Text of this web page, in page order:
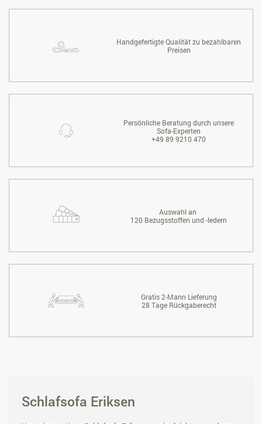
Handgefertigte Qualität zu bezahlbaren
Preisen
Persönliche Beratung durch unsere
Sofa-Experten
+49 89 9210 470
Auswahl an
120 Bezugsstoffen und -ledern
Gratis 2-Mann Lieferung
28 Tage Rückgaberecht
Schlafsofa Eriksen